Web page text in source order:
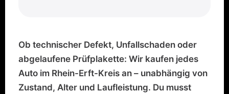
Ob technischer Defekt, Unfallschaden oder
abgelaufene Prüfplakette: Wir kaufen jedes
Auto im Rhein-Erft-Kreis an – unabhängig von
Zustand, Alter und Laufleistung. Du musst